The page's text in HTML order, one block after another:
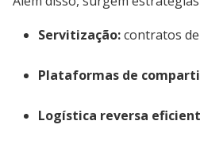
Servitização:contratos
Plataformas de
Logística reversa